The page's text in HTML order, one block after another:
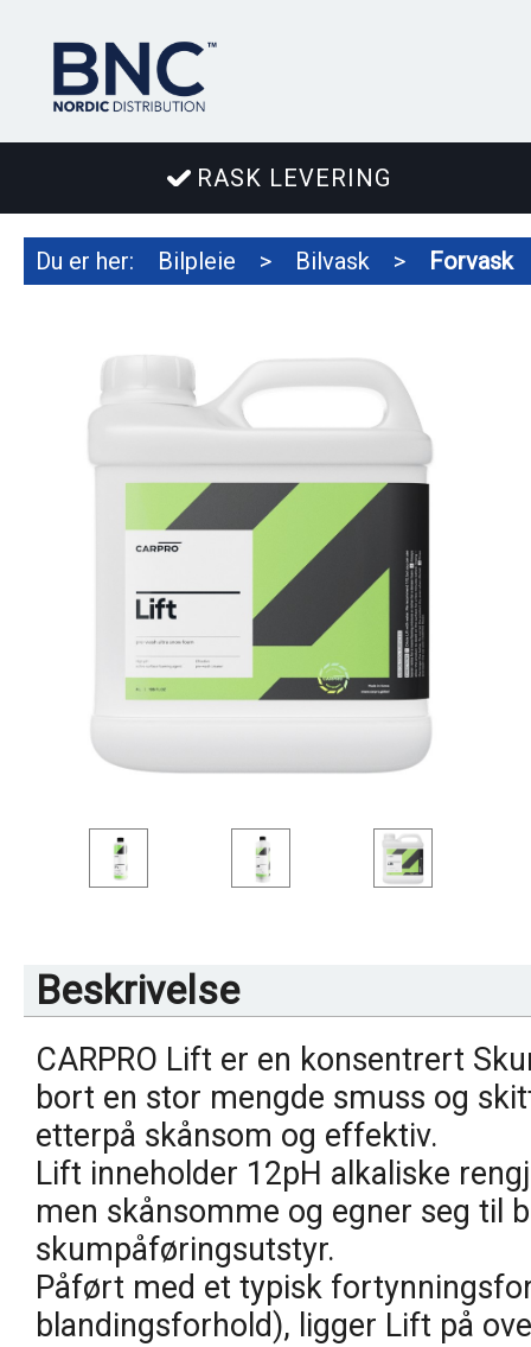
RASK LEVERING
Du er her: Bilpleie > Bilvask > Forvask
Beskrivelse
CARPRO Lift er en konsentrert
bort en stor mengde smuss og
etterpå skånsom og effektiv.
Lift inneholder 12pH alkaliske
men skånsomme og egner seg til
skumpåføringsutstyr.
Påført med et typisk
blandingsforhold), ligger Lift på